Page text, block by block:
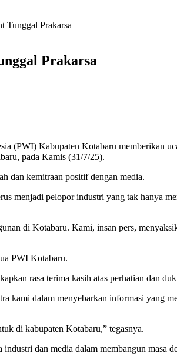
Tunggal Prakarsa
Prakarsa
(PWI) Kabupaten Kotabaru memberikan
pada Kamis (31/7/25).
dan kemitraan positif dengan media.
menjadi pelopor industri yang tak hanya
di Kotabaru. Kami, insan pers,
PWI Kotabaru.
rasa terima kasih atas perhatian dan
kami dalam menyebarkan informasi yang
di kabupaten Kotabaru,” tegasnya.
dan media dalam membangun masa